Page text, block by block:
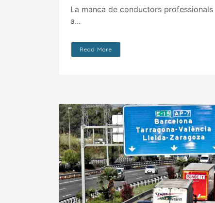
La manca de conductors
a...
Read More